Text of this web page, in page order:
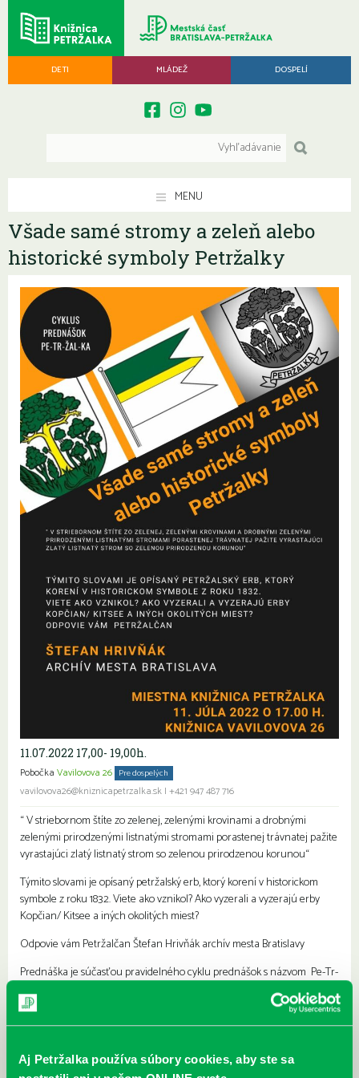
Aj Petržalka používa súbory cookies, aby ste sa
DETI MLÁDEŽ DOSPELÍ
MENU
Všade samé stromy a zeleň alebo
historické symboly Petržalky
11.07.2022 17,00- 19,00h.
Pobočka Vavilovova 26 Pre dospelých
vavilovova26@kniznicapetrzalka.sk | +421 947 487 716
“ V striebornom štíte zo zelenej, zelenými krovinami a drobnými
zelenými prirodzenými listnatými stromami porastenej trávnatej pažite
vyrastajúci zlatý listnatý strom so zelenou prirodzenou korunou“
Týmito slovami je opísaný petržalský erb, ktorý korení v historickom
symbole z roku 1832. Viete ako vznikol? Ako vyzerali a vyzerajú erby
Kopčian/ Kitsee a iných okolitých miest?
Odpovie vám Petržalčan Štefan Hrivňák archív mesta Bratislavy
Prednáška je súčasťou pravidelného cyklu prednášok s názvom Pe-Tr-
Najbližšie podujatia